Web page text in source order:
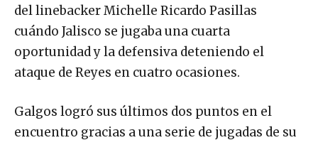
del linebacker Michelle Ricardo Pasillas
cuándo Jalisco se jugaba una cuarta
oportunidad y la defensiva deteniendo el
ataque de Reyes en cuatro ocasiones.
Galgos logró sus últimos dos puntos en el
encuentro gracias a una serie de jugadas de su